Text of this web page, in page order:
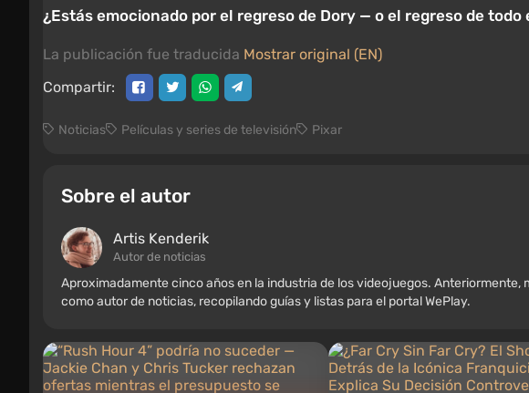
¿Estás emocionado por el regreso de Dory — o el regreso de
La publicación fue traducida Mostrar original (EN)
Compartir:
Noticias Películas y series de televisión Pixar
Sobre el autor
Artis Kenderik
Autor de noticias
Aproximadamente cinco años en la industria de los videojuegos.
como autor de noticias, recopilando guías y listas para el portal WePlay.